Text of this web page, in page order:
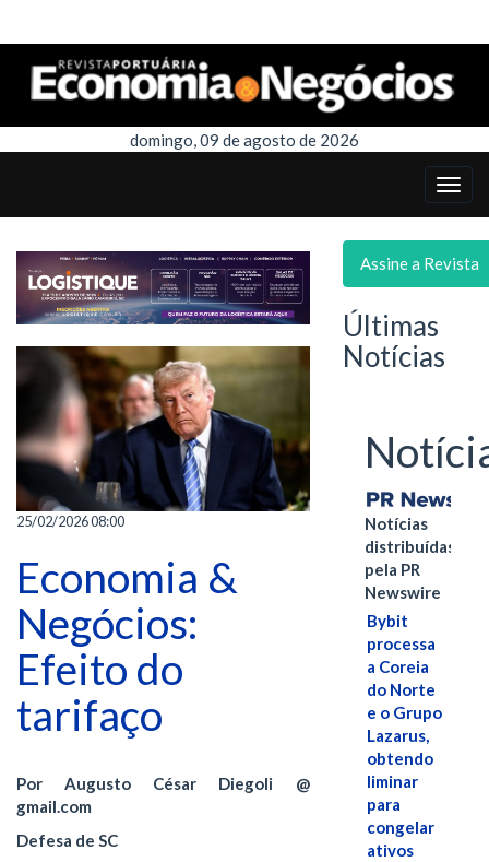
domingo, 09 de agosto de 2026
25/02/2026 08:00
Economia &
Negócios:
Efeito do
tarifaço
Por Augusto César Diegoli @
gmail.com
Defesa de SC
Assine a Revista
Últimas
Notícias
Notícias
distribuídas
pela PR
Newswire
Bybit
processa
a Coreia
do Norte
e o Grupo
Lazarus,
obtendo
liminar
para
congelar
ativos